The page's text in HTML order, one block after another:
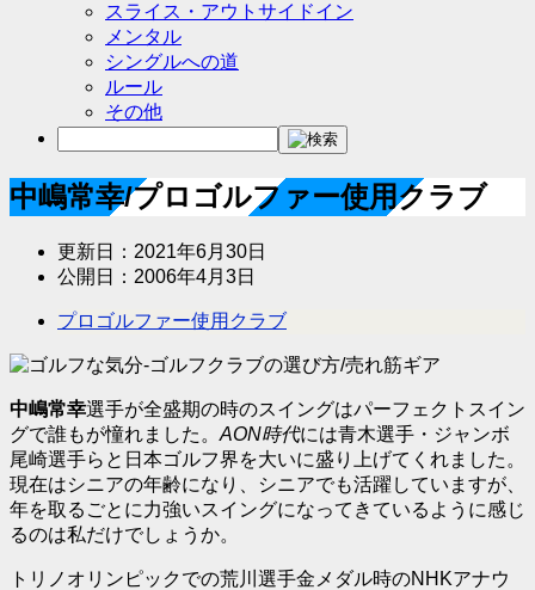
スライス・アウトサイドイン
メンタル
シングルへの道
ルール
その他
中嶋常幸/プロゴルファー使用クラブ
更新日： 2021年6月30日
公開日： 2006年4月3日
プロゴルファー使用クラブ
中嶋常幸選手が全盛期の時のスイングはパーフェクトスイン
グで誰もが憧れました。 AON時代には青木選手・ジャンボ
尾崎選手らと日本ゴルフ界を大いに盛り上げてくれました。
現在はシニアの年齢になり、シニアでも活躍していますが、
年を取るごとに力強いスイングになってきているように感じ
るのは私だけでしょうか。
トリノオリンピックでの荒川選手金メダル時のNHKアナウ